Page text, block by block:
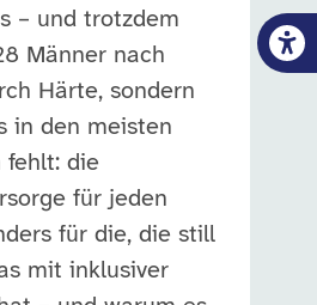
– und trotzdem
Männer nach
Härte, sondern
in den meisten
fehlt: die
für jeden
für die, die still
mit inklusiver